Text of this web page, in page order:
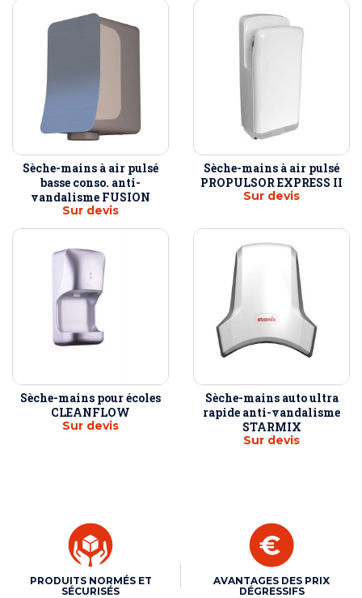
Sèche-mains à air pulsé
basse conso. anti-
vandalisme FUSION
Sur devis
Sèche-mains à air pulsé
PROPULSOR EXPRESS II
Sur devis
Sèche-mains pour écoles
CLEANFLOW
Sur devis
Sèche-mains auto ultra
rapide anti-vandalisme
STARMIX
Sur devis
PRODUITS NORMÉS ET
SÉCURISÉS
AVANTAGES DES PRIX
DÉGRESSIFS